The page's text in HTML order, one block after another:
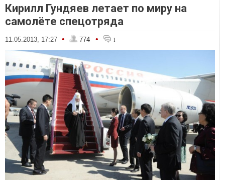
Кирилл Гундяев летает по миру на
самолёте спецотряда
11.05.2013, 17:27 • 774 • 1